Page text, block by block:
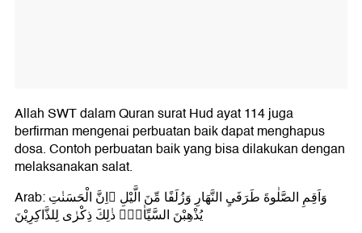
Allah SWT dalam Quran surat Hud ayat 114 juga
berfirman mengenai perbuatan baik dapat menghapus
dosa. Contoh perbuatan baik yang bisa dilakukan dengan
melaksanakan salat.
Arab: وَاَقِمِ الصَّلٰوةَ طَرَفَيِ النَّهَارِ وَزُلَفًا مِّنَ الَّيْلِ ۗاِنَّ الْحَسَنٰتِ
يُذْهِبْنَ السَّيِّاٰتِۗ ذٰلِكَ ذِكْرٰى لِلذَّاكِرِيْنَ